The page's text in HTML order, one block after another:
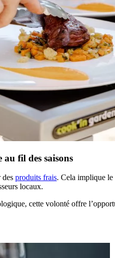
fil des saisons
des produits frais. Cela implique le
locaux.
cette volonté offre